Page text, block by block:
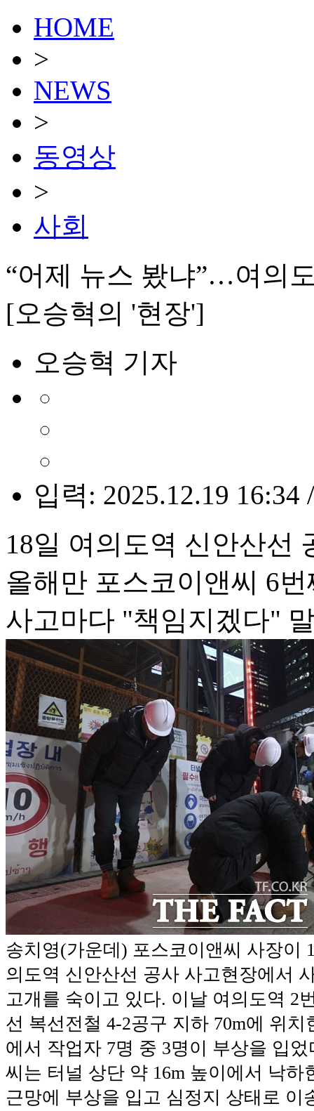
HOME
>
NEWS
>
동영상
>
사회
“어제 뉴스 봤냐”…여의
[오승혁의 '현장']
오승혁 기자
입력: 2025.12.19 16:34
18일 여의도역 신안산선
올해만 포스코이앤씨 6
사고마다 "책임지겠다"
송치영(가운데) 포스코이앤씨 사장이
의도역 신안산선 공사 사고현장에서
고개를 숙이고 있다. 이날 여의도역 2
선 복선전철 4-2공구 지하 70m에 위
에서 작업자 7명 중 3명이 부상을 입
씨는 터널 상단 약 16m 높이에서 낙하
근망에 부상을 입고 심정지 상태로 이